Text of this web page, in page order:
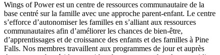
Wings of Power est un centre de ressources communautaire de la
base centré sur la famille avec une approche parent-enfant. Le centre
s’efforce d’autonomiser les familles en s’alliant aux ressources
communautaires afin d’améliorer les chances de bien-être,
d’apprentissages et de croissance des enfants et des familles à Pine
Falls. Nos membres travaillent aux programmes de jour et auprès